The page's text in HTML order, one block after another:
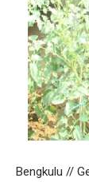
Bengkulu //